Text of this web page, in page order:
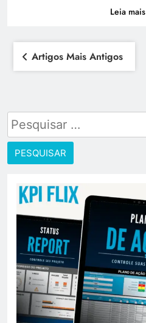
Leia mais
Artigos Mais Antigos